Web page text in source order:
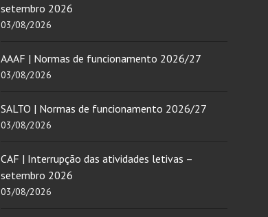
setembro 2026
03/08/2026
AAAF | Normas de funcionamento 2026/27
03/08/2026
SALTO | Normas de funcionamento 2026/27
03/08/2026
CAF | Interrupção das atividades letivas –
setembro 2026
03/08/2026